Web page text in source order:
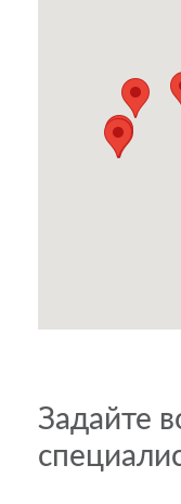
Задайте